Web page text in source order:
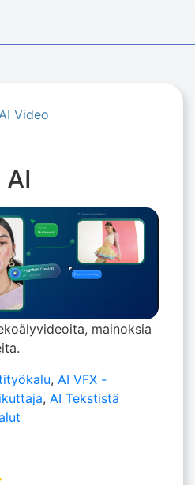
Video
mainoksia
, AI VFX -
, AI Tekstistä